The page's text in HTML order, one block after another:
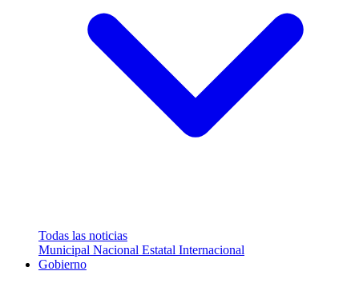
Todas las noticias
Municipal Nacional Estatal Internacional
Gobierno